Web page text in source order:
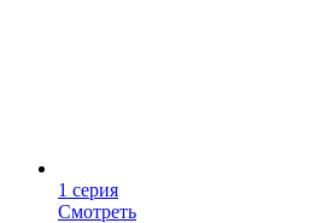
1 серия
Смотреть